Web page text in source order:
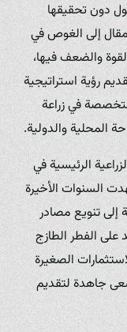
دون تحقيقها
إلى الغوص في
والضعف فيها،
رؤية استراتيجية
في زراعة
المحلية والدولية.
الرئيسية في
السنوات الأخيرة
إلى تنويع مصادر
على الفطر الطازج
الصغيرة
جاهدة لتقديم